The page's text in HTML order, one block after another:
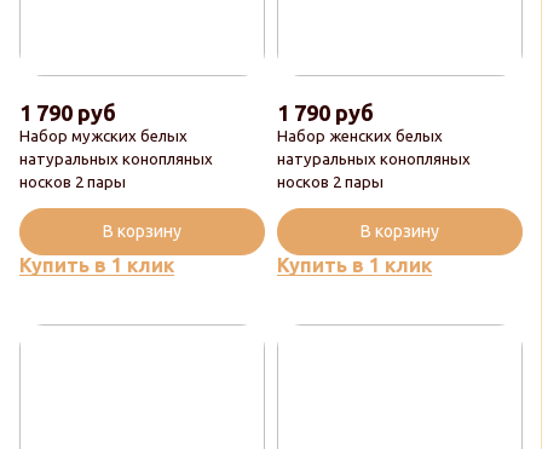
Набор мужских белых
натуральных конопляных
носков 2 пары
1 790 руб
Купить в 1 клик
В корзину
Набор женских белых
натуральных конопляных
носков 2 пары
1 790 руб
Купить в 1 клик
В корзину